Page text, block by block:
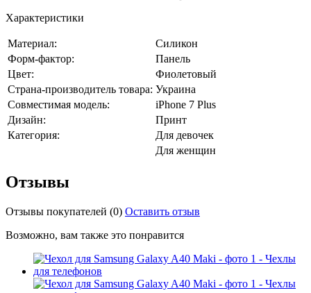
Характеристики
Материал:
Силикон
Форм-фактор:
Панель
Цвет:
Фиолетовый
Страна-производитель товара: Украина
Совместимая модель:
iPhone 7 Plus
Дизайн:
Принт
Категория:
Для девочек
Для женщин
Отзывы
Отзывы покупателей (0) Оставить отзыв
Возможно, вам также это понравится